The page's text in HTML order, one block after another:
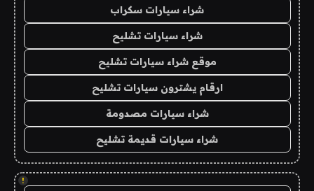
شراء سيارات سكراب
شراء سيارات تشليح
موقع شراء سيارات تشليح
ارقام يشترون سيارات تشليح
شراء سيارات مصدومة
شراء سيارات قديمة تشليح
!